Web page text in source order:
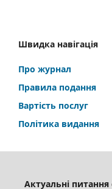
Швидка навігація
Про журнал
Правила подання
Вартість послуг
Політика видання
Актуальні питання